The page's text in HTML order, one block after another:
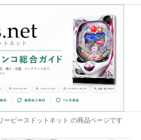
ーピースドットネット の商品ページです